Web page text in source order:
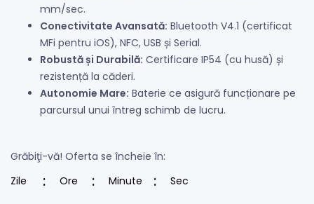
mm/sec.
Conectivitate Avansată: Bluetooth V4.1 (certificat
MFi pentru iOS), NFC, USB și Serial.
Robustă și Durabilă: Certificare IP54 (cu husă) și
rezistență la căderi.
Autonomie Mare: Baterie ce asigură funcționare pe
parcursul unui întreg schimb de lucru.
Grăbiţi-vă! Oferta se încheie în:
Zile
Ore Minute Sec